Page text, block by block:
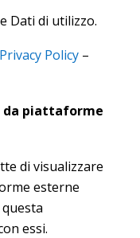
Dati di utilizzo.
Privacy Policy–
da piattaforme
di visualizzare
esterne
essi.